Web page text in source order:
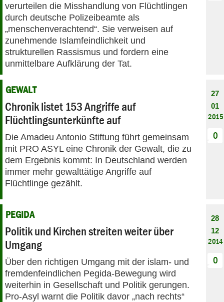
verurteilen die Misshandlung von Flüchtlingen
durch deutsche Polizeibeamte als
„menschenverachtend“. Sie verweisen auf
zunehmende Islamfeindlichkeit und
strukturellen Rassismus und fordern eine
unmittelbare Aufklärung der Tat.
GEWALT
Chronik listet 153 Angriffe auf
Flüchtlingsunterkünfte auf
Die Amadeu Antonio Stiftung führt gemeinsam
mit PRO ASYL eine Chronik der Gewalt, die zu
dem Ergebnis kommt: In Deutschland werden
immer mehr gewalttätige Angriffe auf
Flüchtlinge gezählt.
27
01
2015
0
PEGIDA
Politik und Kirchen streiten weiter über
Umgang
Über den richtigen Umgang mit der islam- und
fremdenfeindlichen Pegida-Bewegung wird
weiterhin in Gesellschaft und Politik gerungen.
Pro-Asyl warnt die Politik davor „nach rechts“
28
12
2014
0